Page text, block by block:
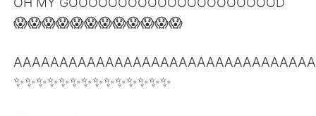
English 简体中文
繁體中文 العربية
😱😱😱😱😱😱😱😱😱😱😱😱
✨✨✨✨✨✨✨✨✨✨✨✨✨✨